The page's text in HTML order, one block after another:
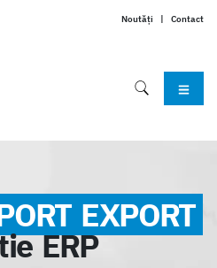
Noutăți | Contact
EXPORT
ERP